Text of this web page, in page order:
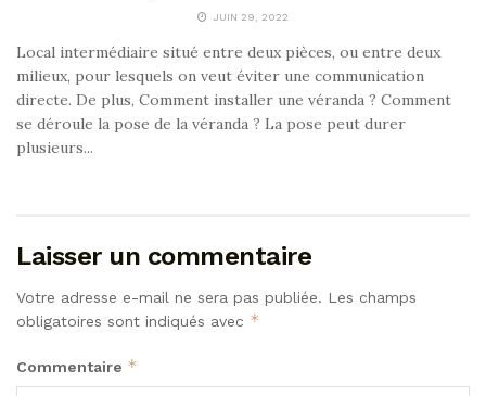
JUIN 29, 2022
Local intermédiaire situé entre deux pièces, ou entre deux
milieux, pour lesquels on veut éviter une communication
directe. De plus, Comment installer une véranda ? Comment
se déroule la pose de la véranda ? La pose peut durer
plusieurs...
Laisser un commentaire
Votre adresse e-mail ne sera pas publiée. Les champs
obligatoires sont indiqués avec *
Commentaire *